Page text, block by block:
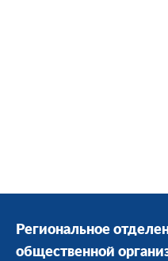
Региональное
общественной